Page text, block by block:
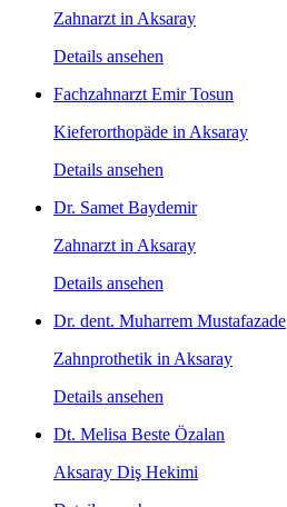
Zahnarzt in Aksaray
Details ansehen
Fachzahnarzt Emir Tosun
Kieferorthopäde in Aksaray
Details ansehen
Dr. Samet Baydemir
Zahnarzt in Aksaray
Details ansehen
Dr. dent. Muharrem Mustafazade
Zahnprothetik in Aksaray
Details ansehen
Dt. Melisa Beste Özalan
Aksaray Diş Hekimi